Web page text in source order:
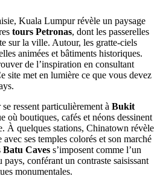
Kuala Lumpur révèle un paysage
tours Petronas, dont les passerelles
sur la ville. Autour, les gratte-ciels
animées et bâtiments historiques.
de l’inspiration en consultant
site met en lumière ce que vous devez
ressent particulièrement à Bukit
où boutiques, cafés et néons dessinent
À quelques stations, Chinatown révèle
ses temples colorés et son marché
Batu Caves s’imposent comme l’un
pays, conférant un contraste saisissant
monumentales.